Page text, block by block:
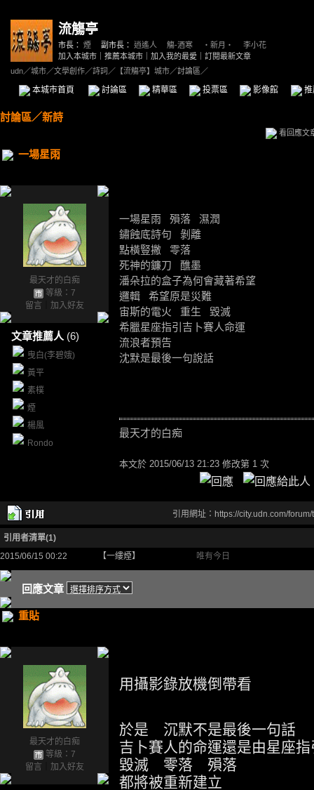
流觴亭
市長： 煙 副市長： 逍遙人 觴-酒寒 ‧新月‧
李小花
加入本城市
推薦本城市 加入我的最愛
訂閱最新文章
udn／城市／文學創作／詩詞 ／ 【流觴亭】城市／討論區／
本城市首頁 討論區 精華區 投票區 影像館
討論區／新詩
看回應文
一場星雨
最天才的白痴
等級：7
留言
加入好友
文章推薦人 (6)
曳白(李碧娥)
黃平
素樸
煙
楊風
Rondo
一場星雨 殞落 濕潤
鏽蝕底詩句 剝離
點橫豎撇 零落
死神的鐮刀 醮墨
潘朵拉的盒子為何會藏著希望
邏輯 希望原是災難
宙斯的電火 重生 毀滅
希臘星座指引吉卜賽人命運
流浪者預告
沈默是最後一句說話
最天才的白痴
本文於 2015/06/13 21:23 修改第 1 次
引用網址：https://city.udn.com/
引用者清單(1)
2015/06/15 00:22
【一縷煙】 唯有今日
回應文章
重貼
最天才的白痴
等級：7
留言
加入好友
用攝影錄放機倒帶看
於是 沉默不是最後一句話
吉卜賽人的命運還是由星座指
毀滅 零落 殞落
都將被重新建立